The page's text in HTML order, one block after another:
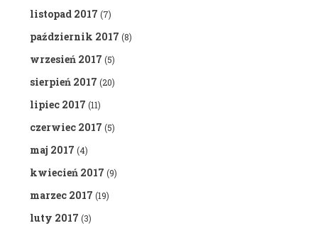
listopad 2017 (7)
październik 2017 (8)
wrzesień 2017 (5)
sierpień 2017 (20)
lipiec 2017 (11)
czerwiec 2017 (5)
maj 2017 (4)
kwiecień 2017 (9)
marzec 2017 (19)
luty 2017 (3)